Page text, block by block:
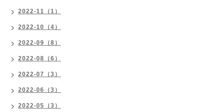
2022-11（1）
2022-10（4）
2022-09（8）
2022-08（6）
2022-07（3）
2022-06（3）
2022-05（3）